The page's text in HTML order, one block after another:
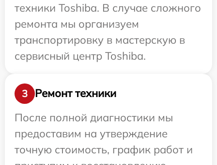
техники Toshiba. В случае сложного
ремонта мы организуем
транспортировку в мастерскую в
сервисный центр Toshiba.
3
Ремонт техники
После полной диагностики мы
предоставим на утверждение
точную стоимость, график работ и